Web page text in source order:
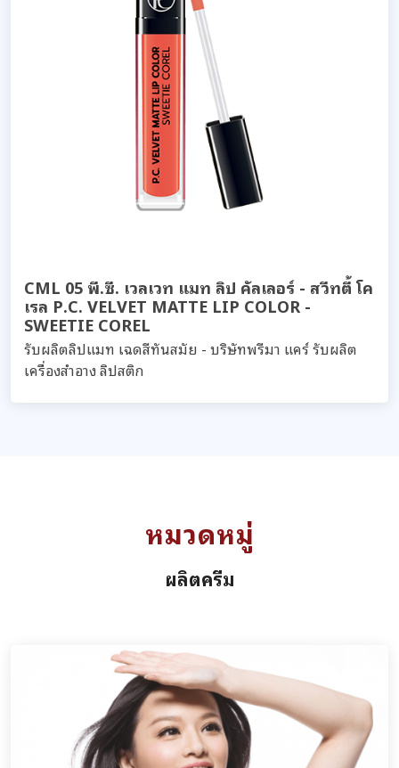
CML 05 พี.ซี. เวลเวท แมท ลิป คัลเลอร์ - สวีทตี้ โค
เรล P.C. VELVET MATTE LIP COLOR -
SWEETIE COREL
รับผลิตลิปแมท เฉดสีทันสมัย - บริษัทพรีมา แคร์ รับผลิต
เครื่องสำอาง ลิปสติก
หมวดหมู่
ผลิตครีม